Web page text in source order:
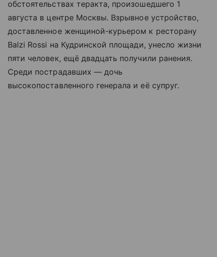
обстоятельствах теракта, произошедшего 1
августа в центре Москвы. Взрывное устройство,
доставленное женщиной-курьером к ресторану
Balzi Rossi на Кудринской площади, унесло жизни
пяти человек, ещё двадцать получили ранения.
Среди пострадавших — дочь
высокопоставленного генерала и её супруг.